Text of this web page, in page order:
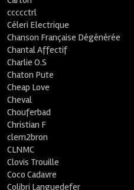
ccccctrl
Céleri Electrique
Chanson Française Dégénérée
Chantal Affectif
Charlie O.S
Chaton Pute
Cheap Love
Cheval
Chouferbad
Christian F
clem2bron
CLNMC
Clovis Trouille
Coco Cadavre
Colibri Languedefer